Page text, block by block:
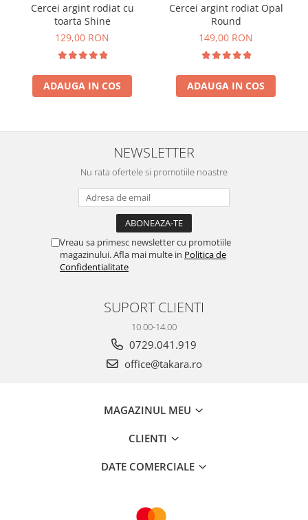
Cercei argint rodiat cu
toarta Shine
129,00 RON
ADAUGA IN COS
Cercei argint rodiat Opal
Round
149,00 RON
ADAUGA IN COS
NEWSLETTER
Nu rata ofertele si promotiile noastre
Vreau sa primesc newsletter cu promotiile
magazinului. Afla mai multe in Politica de
Confidentialitate
SUPORT CLIENTI
10.00-14.00
0729.041.919
office@takara.ro
MAGAZINUL MEU
CLIENTI
DATE COMERCIALE